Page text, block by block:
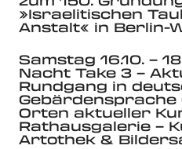
»Israelitischen
Anstalt« in Berlin-
Samstag 16.10. –
Nacht Take 3 –
Rundgang in
Gebärdensprache
Orten aktueller
Rathausgalerie –
Artothek &